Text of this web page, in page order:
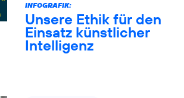
INFOGRAFIK:
Unsere Ethik für den
Einsatz künstlicher
Intelligenz